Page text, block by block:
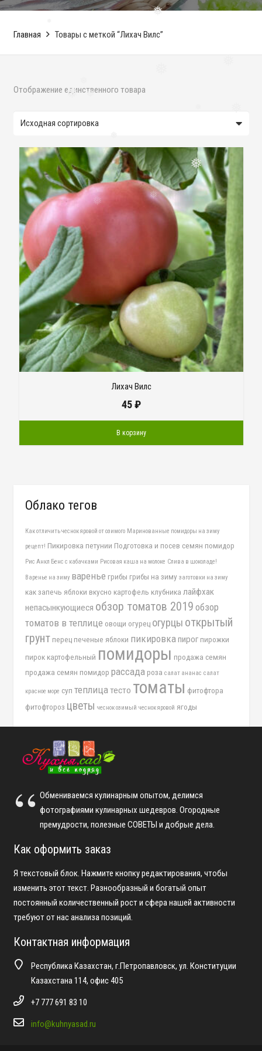
❅
❅
❅
❅
❅
Главная Товары с меткой “Лихач Вилс”
Отображение единственного товара
Лихач Вилс
45₽
В корзину
Облако тегов
Как отличить чеснок яровой от озимого Маринованные помидоры на зиму
рецепт! Пикировка петунии Подготовка и посев семян помидор
Рис Анкл Бенс с кабачками Рисовая каша на молоке Слива в шоколаде!
Варенье на зиму варенье грибы грибы на зиму заготовки на зиму
как запечь яблоки вкусно картофель клубника лайфхак
непасынкующиеся обзор томатов 2019 обзор
томатов в теплице овощи огурец огурцы открытый
грунт перец печеные яблоки пикировка пирог пирожки
пирок картофельный помидоры продажа семян
продажа семян помидор рассада роза салат ананас салат
красное море суп теплица тесто томаты фитофтора
фитофтороз цветы чеснок озимый чеснок яровой ягоды
Обмениваемся кулинарным опытом, делимся
фотографиями кулинарных шедевров. Огородные
премудрости, полезные СОВЕТЫ и добрые дела.
Как оформить заказ
Я текстовый блок. Нажмите кнопку редактирования, чтобы
изменить этот текст. Разнообразный и богатый опыт
постоянный количественный рост и сфера нашей активности
требуют от нас анализа позиций.
Контактная информация
Республика Казахстан, г.Петропавловск, ул. Конституции
Казахстана 114, офис 405
+7 777 691 83 10
info@kuhnyasad.ru